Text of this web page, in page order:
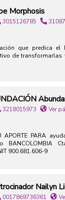
Morphosis
3015126785
que predica
de transformarlas
3218015973 Ver
APORTE PARA
BANCOLOMBIA
900.681.606-9
Nailyn
0017869736361